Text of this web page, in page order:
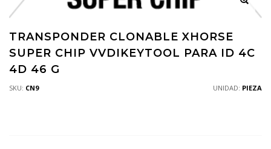
TRANSPONDER CLONABLE XHORSE
SUPER CHIP VVDIKEYTOOL PARA ID 4C
4D 46 G
SKU: CN9 UNIDAD: PIEZA